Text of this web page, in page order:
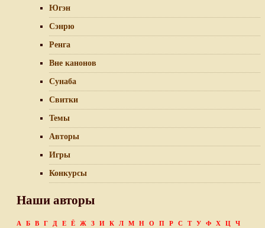
Югэн
Сэнрю
Ренга
Вне канонов
Сунаба
Свитки
Темы
Авторы
Игры
Конкурсы
Наши авторы
А Б В Г Д Е Ё Ж З И К Л М Н О П Р С Т У Ф Х Ц
Ч